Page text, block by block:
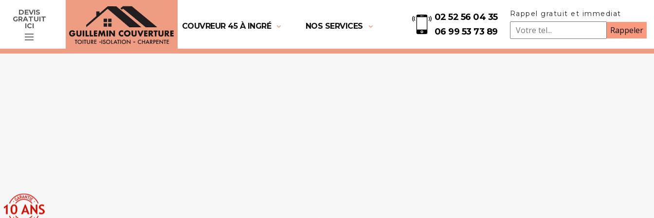
DEVIS
GRATUIT
ICI COUVREUR 45 À INGRÉ NOS SERVICES
02 52 56 04 35
06 99 53 73 89
Rappel gratuit et immediat